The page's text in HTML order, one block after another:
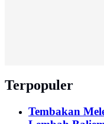
Terpopuler
Tembakan